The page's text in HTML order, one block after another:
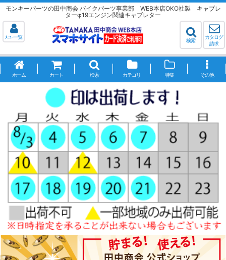
モンキーパーツの田中商会 バイクパーツ事業部 WEB本店OKO社製 キャブレ
ターφ19エンジン関連キャブレター
ﾒﾆｭｰ一覧
検索
カタログ
請求
ホーム カート 検索 カテゴリ 特集 その他